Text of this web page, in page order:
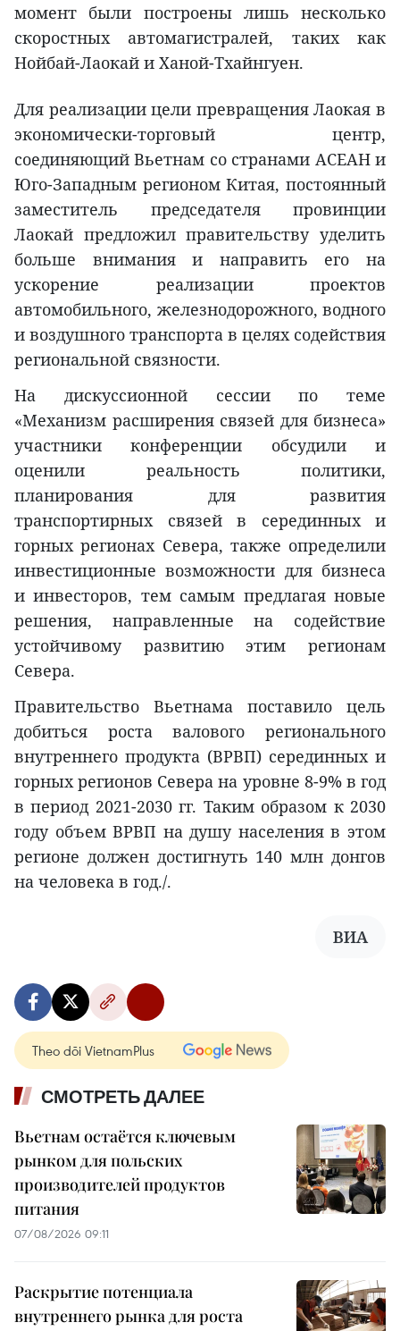
момент были построены лишь несколько
скоростных автомагистралей, таких как
Нойбай-Лаокай и Ханой-Тхайнгуен.
Для реализации цели превращения Лаокая в
экономически-торговый центр,
соединяющий Вьетнам со странами АСЕАН и
Юго-Западным регионом Китая, постоянный
заместитель председателя провинции
Лаокай предложил правительству уделить
больше внимания и направить его на
ускорение реализации проектов
автомобильного, железнодорожного, водного
и воздушного транспорта в целях содействия
региональной связности.
На дискуссионной сессии по теме
«Механизм расширения связей для бизнеса»
участники конференции обсудили и
оценили реальность политики,
планирования для развития
транспортирных связей в серединных и
горных регионах Севера, также определили
инвестиционные возможности для бизнеса
и инвесторов, тем самым предлагая новые
решения, направленные на содействие
устойчивому развитию этим регионам
Севера.
Правительство Вьетнама поставило цель
добиться роста валового регионального
внутреннего продукта (ВРВП) серединных и
горных регионов Севера на уровне 8-9% в год
в период 2021-2030 гг. Таким образом к 2030
году объем ВРВП на душу населения в этом
регионе должен достигнуть 140 млн донгов
на человека в год./.
ВИА
Theo dõi VietnamPlus
СМОТРЕТЬ ДАЛЕЕ
Вьетнам остаётся ключевым
рынком для польских
производителей продуктов
питания
07/08/2026 09:11
Раскрытие потенциала
внутреннего рынка для роста